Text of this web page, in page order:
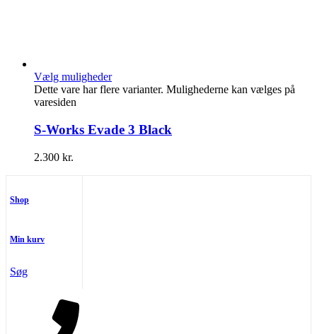
Vælg muligheder
Dette vare har flere varianter. Mulighederne kan vælges på
varesiden
S-Works Evade 3 Black
2.300 kr.
Shop
Min kurv
Søg